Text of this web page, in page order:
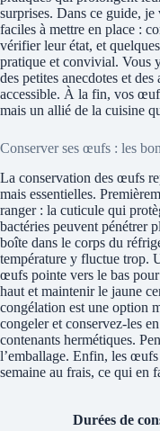
surprises. Dans ce guide, je
faciles à mettre en place :
vérifier leur état, et
pratique et convivial. Vous
des petites anecdotes et
accessible. À la fin, vos
mais un allié de la cuisine
Conserver ses œufs : les
La conservation des œufs
mais essentielles.
ranger : la cuticule qui
bactéries peuvent pénétrer
boîte dans le corps du
température y fluctue trop.
œufs pointe vers le bas
haut et maintenir le jaune
congélation est une option
congeler et conservez-les
contenants hermétiques.
l’emballage. Enfin, les
semaine au frais, ce qui en
Durées de